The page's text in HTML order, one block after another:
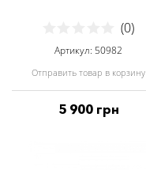
(0)
Артикул: 50982
Отправить товар в корзину
5 900 грн